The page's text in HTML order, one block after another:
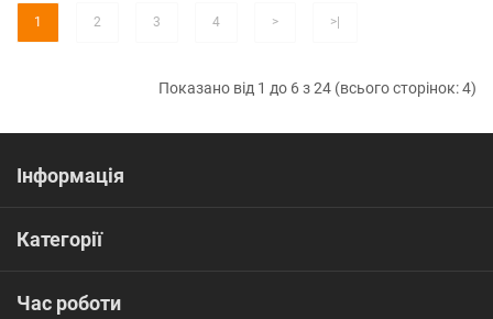
1 2 3 4 > >|
Показано від 1 до 6 з 24 (всього сторінок: 4)
Інформація
Категорії
Час роботи